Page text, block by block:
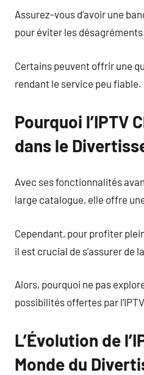
Assurez-vous d’avoir une
pour éviter les
Certains peuvent offrir une
rendant le service peu fiable.
Pourquoi l’IPTV
dans le
Avec ses fonctionnalités
large catalogue, elle offre
Cependant, pour profiter
il est crucial de s’assurer de
Alors, pourquoi ne pas
possibilités offertes par
L’Évolution de
Monde du